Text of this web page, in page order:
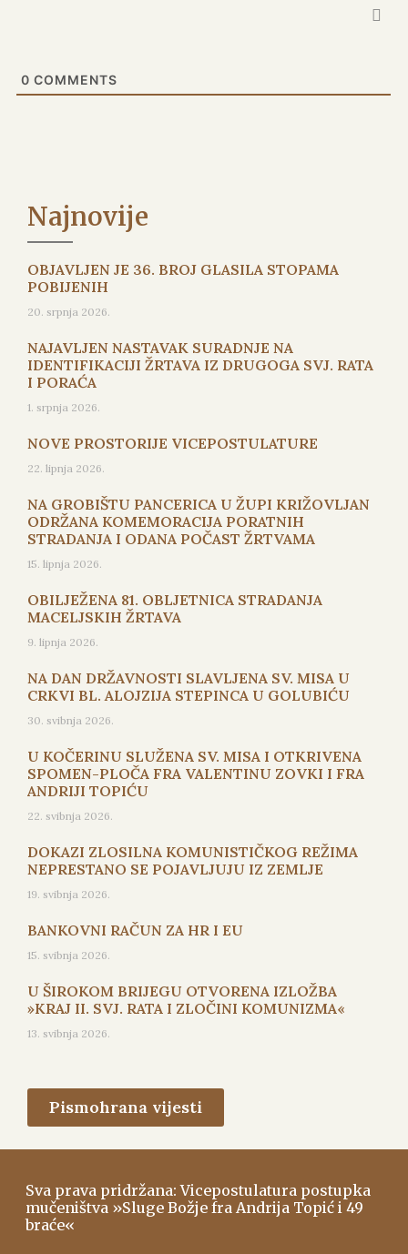
0 COMMENTS
Najnovije
OBJAVLJEN JE 36. BROJ GLASILA STOPAMA
POBIJENIH
20. srpnja 2026.
NAJAVLJEN NASTAVAK SURADNJE NA
IDENTIFIKACIJI ŽRTAVA IZ DRUGOGA SVJ. RATA
I PORAĆA
1. srpnja 2026.
NOVE PROSTORIJE VICEPOSTULATURE
22. lipnja 2026.
NA GROBIŠTU PANCERICA U ŽUPI KRIŽOVLJAN
ODRŽANA KOMEMORACIJA PORATNIH
STRADANJA I ODANA POČAST ŽRTVAMA
15. lipnja 2026.
OBILJEŽENA 81. OBLJETNICA STRADANJA
MACELJSKIH ŽRTAVA
9. lipnja 2026.
NA DAN DRŽAVNOSTI SLAVLJENA SV. MISA U
CRKVI BL. ALOJZIJA STEPINCA U GOLUBIĆU
30. svibnja 2026.
U KOČERINU SLUŽENA SV. MISA I OTKRIVENA
SPOMEN-PLOČA FRA VALENTINU ZOVKI I FRA
ANDRIJI TOPIĆU
22. svibnja 2026.
DOKAZI ZLOSILNA KOMUNISTIČKOG REŽIMA
NEPRESTANO SE POJAVLJUJU IZ ZEMLJE
19. svibnja 2026.
BANKOVNI RAČUN ZA HR I EU
15. svibnja 2026.
U ŠIROKOM BRIJEGU OTVORENA IZLOŽBA
»KRAJ II. SVJ. RATA I ZLOČINI KOMUNIZMA«
13. svibnja 2026.
Pismohrana vijesti
Sva prava pridržana: Vicepostulatura postupka
mučeništva »Sluge Božje fra Andrija Topić i 49
braće«